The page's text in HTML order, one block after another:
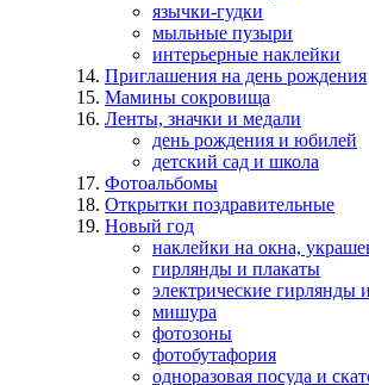
язычки-гудки
мыльные пузыри
интерьерные наклейки
Приглашения на день рождения
Мамины сокровища
Ленты, значки и медали
день рождения и юбилей
детский сад и школа
Фотоальбомы
Открытки поздравительные
Новый год
наклейки на окна,
гирлянды и плакаты
электрические гирлянды
мишура
фотозоны
фотобутафория
одноразовая посуда и